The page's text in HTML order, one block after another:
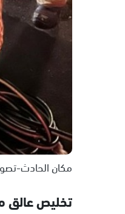
مكان الحادث-
تخليص عالق